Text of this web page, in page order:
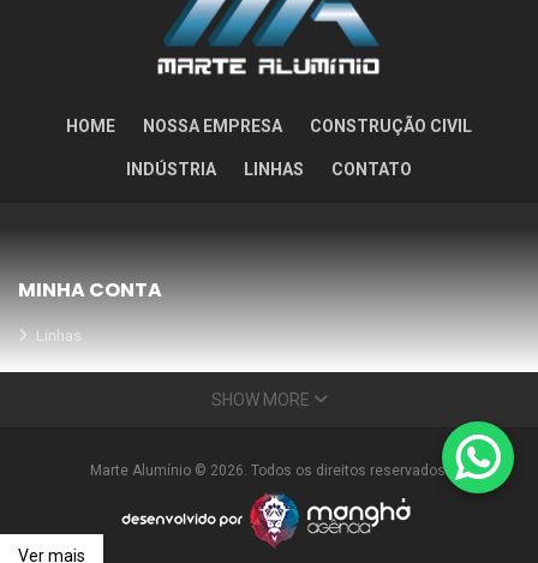
HOME NOSSA EMPRESA CONSTRUÇÃO CIVIL
INDÚSTRIA LINHAS CONTATO
MINHA CONTA
Linhas
Meus Orçamentos
Condições Especiais
SHOW MORE
Marte Alumínio © 2026. Todos os direitos reservados.
Ver mais